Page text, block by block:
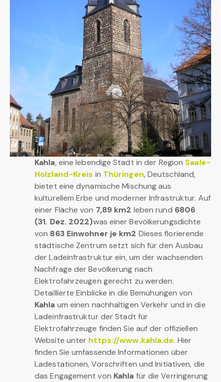
Kahla, eine lebendige Stadt in der Region Saale-
Holzland-Kreis in Thüringen, Deutschland,
bietet eine dynamische Mischung aus
kulturellem Erbe und moderner Infrastruktur. Auf
einer Fläche von 7,89 km2 leben rund 6806
(31. Dez. 2022)was einer Bevölkerungsdichte
von 863 Einwohner je km2 Dieses florierende
städtische Zentrum setzt sich für den Ausbau
der Ladeinfrastruktur ein, um der wachsenden
Nachfrage der Bevölkerung nach
Elektrofahrzeugen gerecht zu werden.
Detaillierte Einblicke in die Bemühungen von
Kahla um einen nachhaltigen Verkehr und in die
Ladeinfrastruktur der Stadt für
Elektrofahrzeuge finden Sie auf der offiziellen
Website unter https://www.kahla.de. Hier
finden Sie umfassende Informationen über
Ladestationen, Vorschriften und Initiativen, die
das Engagement von Kahla für die Verringerung